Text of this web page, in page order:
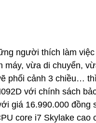
người thích làm
máy, vừa di chuyển,
phối cảnh 3 chiều…
với chính sách
giá 16.990.000 đồng
core i7 Skylake cao